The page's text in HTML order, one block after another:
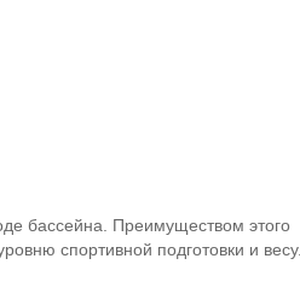
бассейна. Преимуществом этого
спортивной подготовки и весу.